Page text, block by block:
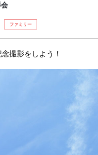
ファミリー
撮影をしよう！